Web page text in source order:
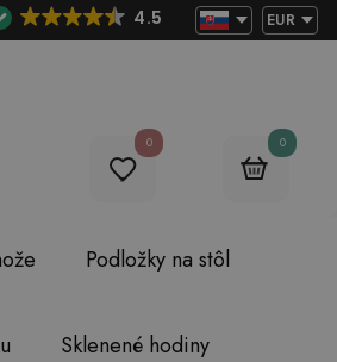
4.5 EUR
0 0
Podložky na stôl
Sklenené hodiny